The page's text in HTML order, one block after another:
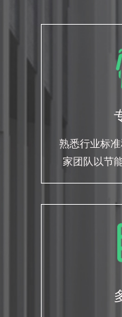
熟悉行业标
家团队以节